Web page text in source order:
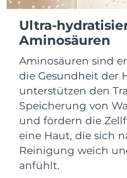
Ultra-
Aminosäuren
Aminosäuren sind
die Gesundheit der
unterstützen den
Speicherung von
und fördern die
eine Haut, die sich
Reinigung weich
anfühlt.
Litauen
Luxemburg
Macau
Malaysia
Malta
Mexiko